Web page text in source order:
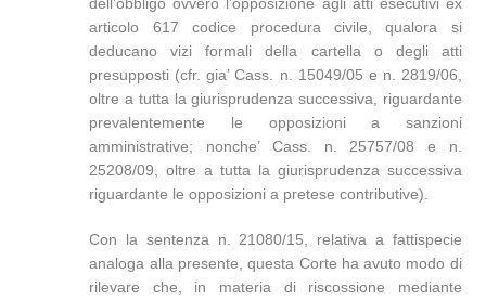
dell’obbligo ovvero l’opposizione agli atti esecutivi ex
articolo 617 codice procedura civile, qualora si
deducano vizi formali della cartella o degli atti
presupposti (cfr. gia’ Cass. n. 15049/05 e n. 2819/06,
oltre a tutta la giurisprudenza successiva, riguardante
prevalentemente le opposizioni a sanzioni
amministrative; nonche’ Cass. n. 25757/08 e n.
25208/09, oltre a tutta la giurisprudenza successiva
riguardante le opposizioni a pretese contributive).
Con la sentenza n. 21080/15, relativa a fattispecie
analoga alla presente, questa Corte ha avuto modo di
rilevare che, in materia di riscossione mediante